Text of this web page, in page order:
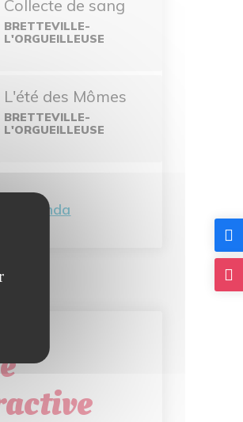
Collecte de sang
BRETTEVILLE-
L'ORGUEILLEUSE
L'été des Mômes
BRETTEVILLE-
L'ORGUEILLEUSE
l'agenda